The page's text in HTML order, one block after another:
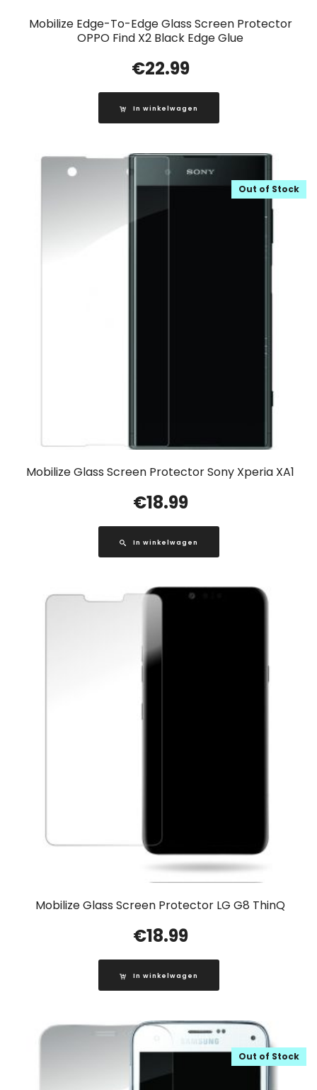
Mobilize Edge-To-Edge Glass Screen Protector
OPPO Find X2 Black Edge Glue
€22.99
In winkelwagen
Mobilize Glass Screen Protector Sony Xperia XA1
Out of Stock
€18.99
In winkelwagen
Mobilize Glass Screen Protector LG G8 ThinQ
€18.99
In winkelwagen
Out of Stock